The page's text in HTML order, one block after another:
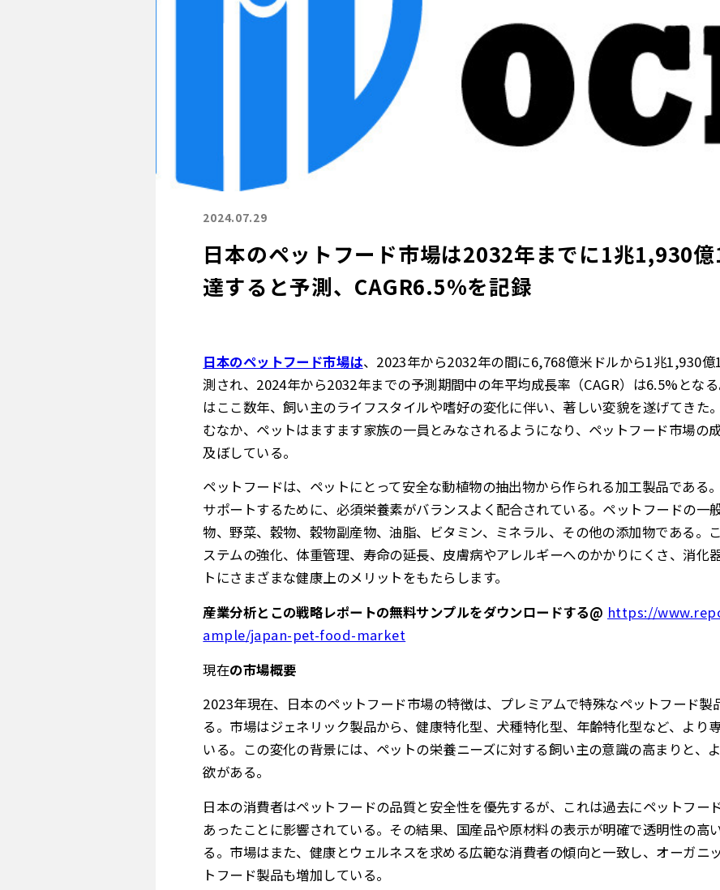
2024.07.29
日本のペットフード市場は2032年までに1兆1,930
達すると予測、CAGR6.5%を記録
日本のペットフード市場は、2023年から2032年の間に6,768億米ドルから1兆1,930
測され、2024年から2032年までの予測期間中の年平均成長率（CAGR）は6.5%とな
はここ数年、飼い主のライフスタイルや嗜好の変化に伴い、著しい変貌を遂げてきた
むなか、ペットはますます家族の一員とみなされるようになり、ペットフード市場の
及ぼしている。
ペットフードは、ペットにとって安全な動植物の抽出物から作られる加工製品である
サポートするために、必須栄養素がバランスよく配合されている。ペットフードの一
物、野菜、穀物、穀物副産物、油脂、ビタミン、ミネラル、その他の添加物である。
ステムの強化、体重管理、寿命の延長、皮膚病やアレルギーへのかかりにくさ、消化
トにさまざまな健康上のメリットをもたらします。
産業分析とこの戦略レポートの無料サンプルをダウンロードする@ https://
ample/japan-pet-food-market
現在の市場概要
2023年現在、日本のペットフード市場の特徴は、プレミアムで特殊なペットフード製
る。市場はジェネリック製品から、健康特化型、犬種特化型、年齢特化型など、より
いる。この変化の背景には、ペットの栄養ニーズに対する飼い主の意識の高まりと、
欲がある。
日本の消費者はペットフードの品質と安全性を優先するが、これは過去にペットフー
あったことに影響されている。その結果、国産品や原材料の表示が明確で透明性の高
る。市場はまた、健康とウェルネスを求める広範な消費者の傾向と一致し、オーガニ
トフード製品も増加している。